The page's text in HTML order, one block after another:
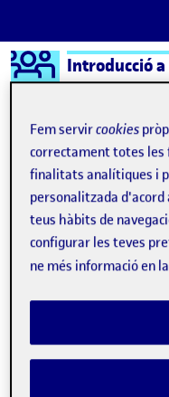
Saltar al contingut
Logo Ágora
Introducció
Semestre 20211 - Aula 1
16
Publicat per
Jordi Anglés
Data de
Fem servircookies
correctament totes les
finalitats analítiques i
personalitzada
teus hàbits de
configurar les teves
ne més informació en